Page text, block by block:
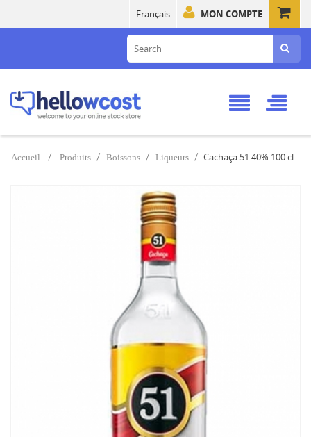
MON COMPTE
Français
Accueil Produits Boissons Liqueurs Cachaça 51 40% 100 cl